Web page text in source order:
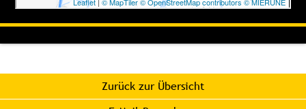
Zurück zur Übersicht